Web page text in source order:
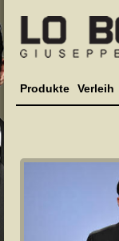
Produkte Verleih